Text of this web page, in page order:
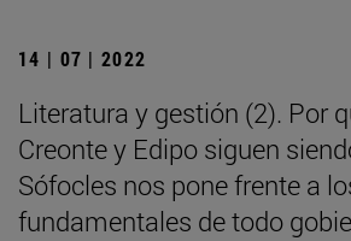
14 | 07 | 2022
Literatura y gestión (2). Por
Creonte y Edipo siguen
Sófocles nos pone frente a
fundamentales de todo